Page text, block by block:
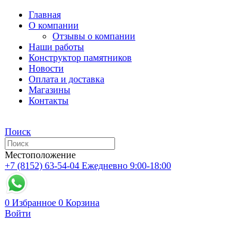
Главная
О компании
Отзывы о компании
Наши работы
Конструктор памятников
Новости
Оплата и доставка
Магазины
Контакты
Поиск
Местоположение
+7 (8152) 63-54-04 Ежедневно 9:00-18:00
0 Избранное 0 Корзина
Войти